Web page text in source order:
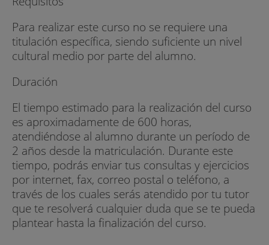
Para realizar este curso no se requiere una
titulación específica, siendo suficiente un nivel
cultural medio por parte del alumno.
Duración
El tiempo estimado para la realización del curso
es aproximadamente de 600 horas,
atendiéndose al alumno durante un período de
2 años desde la matriculación. Durante este
tiempo, podrás enviar tus consultas y ejercicios
por internet, fax, correo postal o teléfono, a
través de los cuales serás atendido por tu tutor
que te resolverá cualquier duda que se te pueda
plantear hasta la finalización del curso.